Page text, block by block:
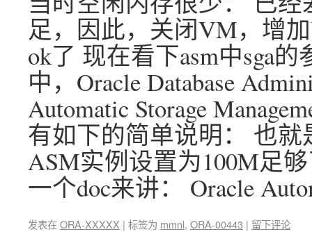
足，因此，关闭VM，增
ok了 现在看下asm中sga
中，Oracle Database
Automatic Storage
有如下的简单说明： 也
ASM实例设置为100M足
一个doc来讲： Oracle
发表在ORA-XXXXX | 标签为 mmnl, ORA-00443 | 留下评论